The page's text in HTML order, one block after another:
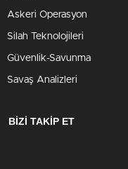
Askeri Operasyon
Silah Teknolojileri
Güvenlik-Savunma
Savaş Analizleri
BİZİ TAKİP ET